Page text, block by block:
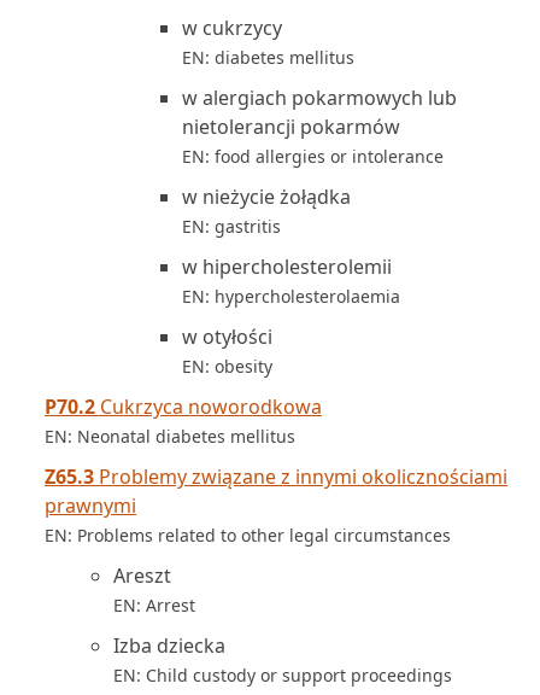
w cukrzycy
EN: diabetes mellitus
w alergiach pokarmowych lub
nietolerancji pokarmów
EN: food allergies or intolerance
w nieżycie żołądka
EN: gastritis
w hipercholesterolemii
EN: hypercholesterolaemia
w otyłości
EN: obesity
P70.2 Cukrzyca noworodkowa
EN: Neonatal diabetes mellitus
Z65.3 Problemy związane z innymi okolicznościami
prawnymi
EN: Problems related to other legal circumstances
Areszt
EN: Arrest
Izba dziecka
EN: Child custody or support proceedings